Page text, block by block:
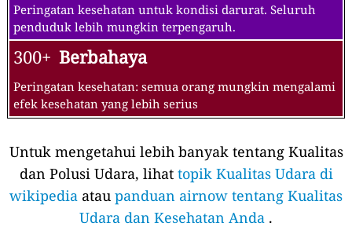
Peringatan kesehatan untuk kondisi darurat. Seluruh
penduduk lebih mungkin terpengaruh.
300+ Berbahaya
Peringatan kesehatan: semua orang mungkin mengalami
efek kesehatan yang lebih serius
Untuk mengetahui lebih banyak tentang Kualitas
dan Polusi Udara, lihat topik Kualitas Udara di
wikipedia atau panduan airnow tentang Kualitas
Udara dan Kesehatan Anda .